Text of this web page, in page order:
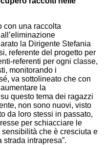
con una raccolta
la Dirigente Stefania
referente del progetto per
referenti per ogni classe,
monitorando i
va sottolineato che con
la
questo tema dei ragazzi
non sono nuovi, visto
da loro stessi in passato,
per schiacciare le
che è cresciuta e
intrapresa”.